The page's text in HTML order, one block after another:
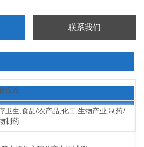
联系我们
仪器
卫生,食品/农产品,化工,生物产业,制药/
制药